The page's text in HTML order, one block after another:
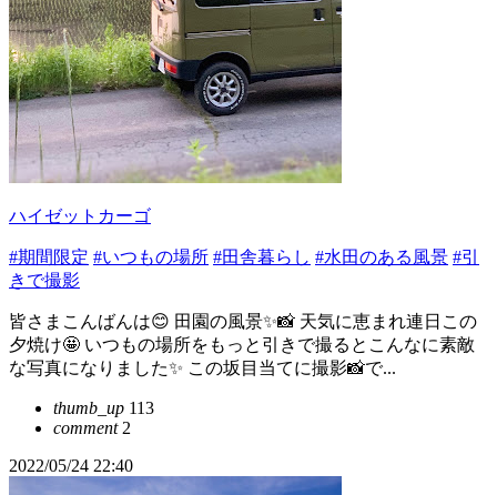
ハイゼットカーゴ
#期間限定 #いつもの場所 #田舎暮らし #水田のある風景 #引
きで撮影
皆さまこんばんは😊 田園の風景✨📸 天気に恵まれ連日この
夕焼け🤩 いつもの場所をもっと引きで撮るとこんなに素敵
な写真になりました✨ この坂目当てに撮影📸で...
thumb_up 113
comment2
2022/05/24 22:40